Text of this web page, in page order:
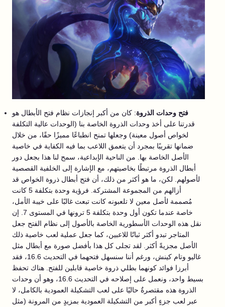
فتح وحدات الذروة: كان من أكبر إنجازات نظام فتح الأبطال هو
قدرتنا على أخذ وحدات الذروة الخاصة بنا (الوحدات عالية التكلفة
لخواص أصول معينة) وجعلها تمنح انطباعًا مميزًا حقًا، من خلال
ضمانها تقريبًا بمجرد أن يتعمق اللاعب بما فيه الكفاية في خاصية
الأصل الخاصة بها. من الناحية الإبداعية، سمح لنا هذا بجعل دور
أبطال الذروة مرتبطًا بخاصيتهم، مع الإشارة إلى الخلفية القصصية
لأصولهم. لكن، ما هو أكثر من ذلك، أن فتح أبطال ذروة الخواص قد
أزالهم من المجموعة المشتركة. فرؤية وحدة بتكلفة 5 كانت
مُصممة لأصل معين لا تلعبونه كانت تبعث غالبًا على خيبة الأمل،
خاصة عندما تكون أول وحدة بتكلفة 5 ترونها في المستوى 7. إن
نقل هذه الوحدات الأسطورية الخاصة بالأصول إلى نظام الفتح جعل
المتاجر تبدو أكثر ثباتًا للاعبين، كما جعل عملية لعب خاصية ذلك
الأصل مجزيةً أكثر. لقد تجلى كل هذا بأفضل صورة مع أبطال مثل
غاليو وتام كينش، ورغم أننا سنسهل فتحهما في التحديث 16.6، فقد
أبرزا فوائد كونهما بطلي ذروة خاصية قابلين للفتح. هناك تحفظ
بسيط واحد، ونعمل على إصلاحه في التحديث 16.6، وهو أن وحدات
الذروة هذه مقتصرةٌ حاليًا على لعب التشكيلة العمودية بالكامل، لا
عبر لعب جزءٍ أكبر من التشكيلة العمودية بمزيدٍ من المرونة (مثل